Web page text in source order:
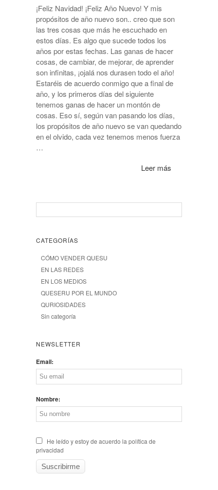
¡Feliz Navidad! ¡Feliz Año Nuevo! Y mis
propósitos de año nuevo son.. creo que son
las tres cosas que más he escuchado en
estos días. Es algo que sucede todos los
años por estas fechas. Las ganas de hacer
cosas, de cambiar, de mejorar, de aprender
son infinitas, ¡ojalá nos durasen todo el año!
Estaréis de acuerdo conmigo que a final de
año, y los primeros días del siguiente
tenemos ganas de hacer un montón de
cosas. Eso sí, según van pasando los días,
los propósitos de año nuevo se van quedando
en el olvido, cada vez tenemos menos fuerza
…
Leer más
CATEGORÍAS
CÓMO VENDER QUESU
EN LAS REDES
EN LOS MEDIOS
QUESERU POR EL MUNDO
QURIOSIDADES
Sin categoría
NEWSLETTER
Email:
Nombre:
He leído y estoy de acuerdo la política de
privacidad